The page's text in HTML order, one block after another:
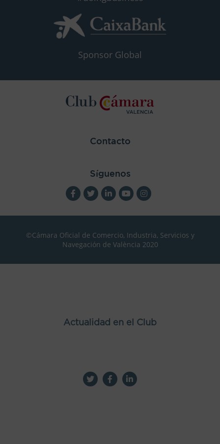
Sponsor Global
Contacto
Síguenos
©Cámara Oficial de Comercio, Industria, Servicios y
Navegación de València 2020
Actualidad en el Club